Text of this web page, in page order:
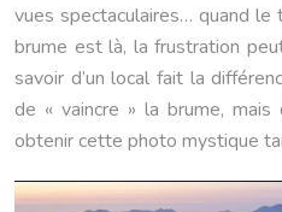
vues spectaculaires… quand
brume est là, la frustration
savoir d’un local fait la
de « vaincre » la brume,
obtenir cette photo mystique